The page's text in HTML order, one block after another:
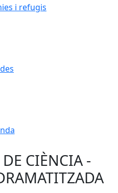
i refugis
CIÈNCIA -